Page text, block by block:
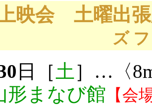
映会 土曜出
ズ
日［ 土 ］…〈
形まなび館 【会